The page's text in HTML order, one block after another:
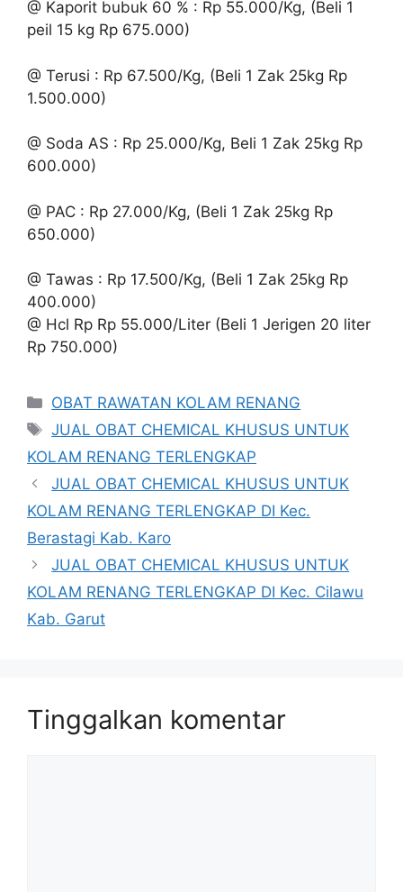
@ Kaporit bubuk 60 % : Rp 55.000/Kg, (Beli 1
peil 15 kg Rp 675.000)
@ Terusi : Rp 67.500/Kg, (Beli 1 Zak 25kg Rp
1.500.000)
@ Soda AS : Rp 25.000/Kg, Beli 1 Zak 25kg Rp
600.000)
@ PAC : Rp 27.000/Kg, (Beli 1 Zak 25kg Rp
650.000)
@ Tawas : Rp 17.500/Kg, (Beli 1 Zak 25kg Rp
400.000)
@ Hcl Rp Rp 55.000/Liter (Beli 1 Jerigen 20 liter
Rp 750.000)
Kategori
OBAT RAWATAN KOLAM RENANG
Tag
JUAL OBAT CHEMICAL KHUSUS UNTUK
KOLAM RENANG TERLENGKAP
JUAL OBAT CHEMICAL KHUSUS UNTUK
KOLAM RENANG TERLENGKAP DI Kec.
Berastagi Kab. Karo
JUAL OBAT CHEMICAL KHUSUS UNTUK
KOLAM RENANG TERLENGKAP DI Kec. Cilawu
Kab. Garut
Tinggalkan komentar